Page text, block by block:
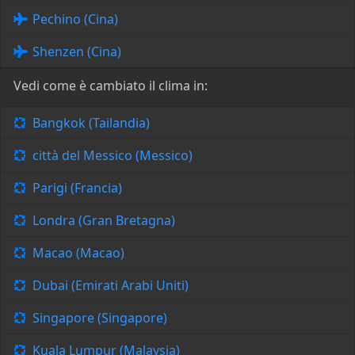
Pechino (Cina)
Shenzen (Cina)
Vedi come è cambiato il clima in:
Bangkok (Tailandia)
città del Messico (Messico)
Parigi (Francia)
Londra (Gran Bretagna)
Macao (Macao)
Dubai (Emirati Arabi Uniti)
Singapore (Singapore)
Kuala Lumpur (Malaysia)